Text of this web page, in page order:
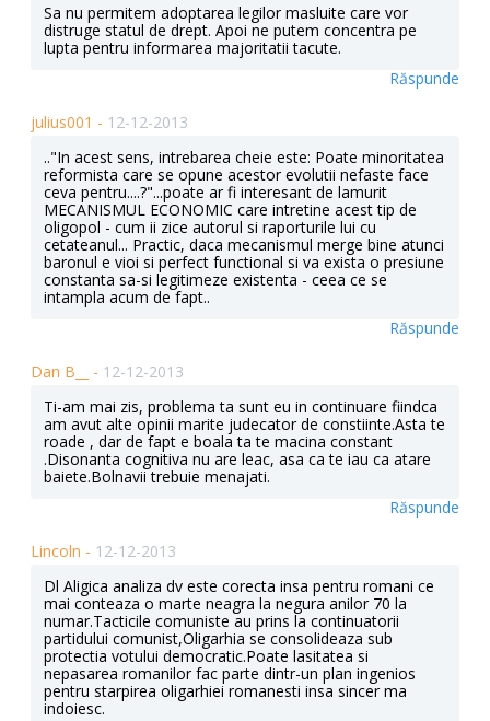
Sa nu permitem adoptarea legilor masluite care vor
distruge statul de drept. Apoi ne putem concentra pe
lupta pentru informarea majoritatii tacute.
Răspunde
julius001 - 12-12-2013
.."In acest sens, intrebarea cheie este: Poate minoritatea
reformista care se opune acestor evolutii nefaste face
ceva pentru....?"...poate ar fi interesant de lamurit
MECANISMUL ECONOMIC care intretine acest tip de
oligopol - cum ii zice autorul si raporturile lui cu
cetateanul... Practic, daca mecanismul merge bine atunci
baronul e vioi si perfect functional si va exista o presiune
constanta sa-si legitimeze existenta - ceea ce se
intampla acum de fapt..
Răspunde
Dan B__ - 12-12-2013
Ti-am mai zis, problema ta sunt eu in continuare fiindca
am avut alte opinii marite judecator de constiinte.Asta te
roade , dar de fapt e boala ta te macina constant
.Disonanta cognitiva nu are leac, asa ca te iau ca atare
baiete.Bolnavii trebuie menajati.
Răspunde
Lincoln - 12-12-2013
Dl Aligica analiza dv este corecta insa pentru romani ce
mai conteaza o marte neagra la negura anilor 70 la
numar.Tacticile comuniste au prins la continuatorii
partidului comunist,Oligarhia se consolideaza sub
protectia votului democratic.Poate lasitatea si
nepasarea romanilor fac parte dintr-un plan ingenios
pentru starpirea oligarhiei romanesti insa sincer ma
indoiesc.